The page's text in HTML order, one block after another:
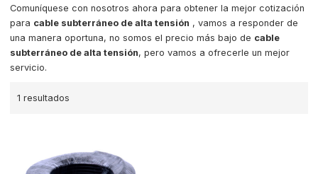
Comuníquese con nosotros ahora para obtener la mejor cotización
para cable subterráneo de alta tensión , vamos a responder de
una manera oportuna, no somos el precio más bajo de cable
subterráneo de alta tensión, pero vamos a ofrecerle un mejor
servicio.
1 resultados